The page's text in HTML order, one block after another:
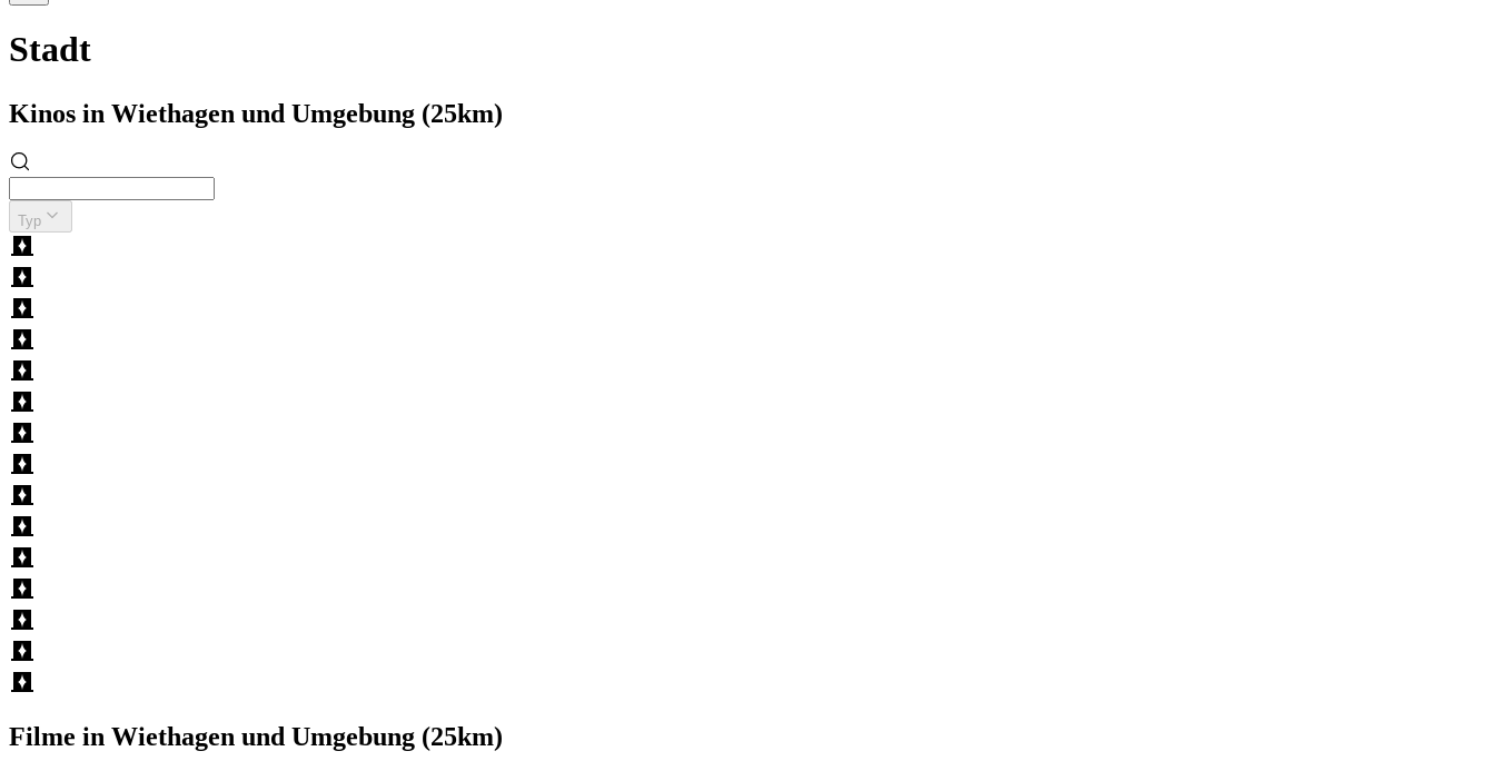
Stadt
Kinos in Wiethagen und Umgebung (25km)
Typ
Filme in Wiethagen und Umgebung (25km)